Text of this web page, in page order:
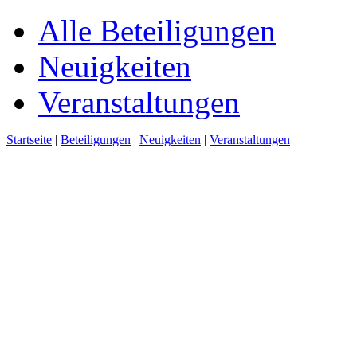
Alle Beteiligungen
Neuigkeiten
Veranstaltungen
Startseite | Beteiligungen | Neuigkeiten | Veranstaltungen